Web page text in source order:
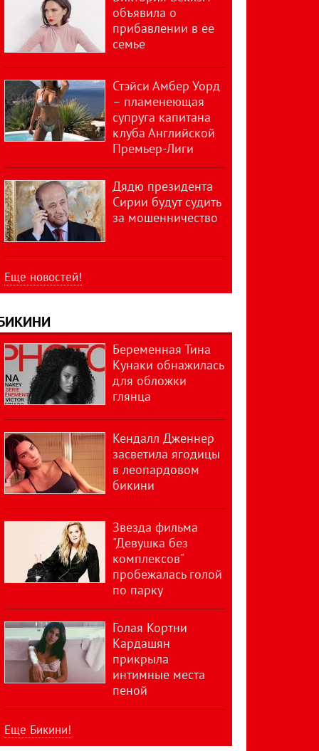
объявила о
прибавлении в ее
семье
Стэйси Амбер Уорд
– пламенеющая
супруга капитана
клуба Английской
Премьер-Лиги
Дядю президента
Сирии будут судить
за мошенничество
Еще новостей!
Беременная Тина
Кунаки обнажилась
для обложки
глянца
Кендалл Дженнер
засветила ягодицы
в леопардовом
бикини
Звезда фильма
"Девушка без
комплексов"
пробежалась голой
по парку
Голая Кортни
Кардашян
прикрыла
интимные места
пеной
Еще Бикини!